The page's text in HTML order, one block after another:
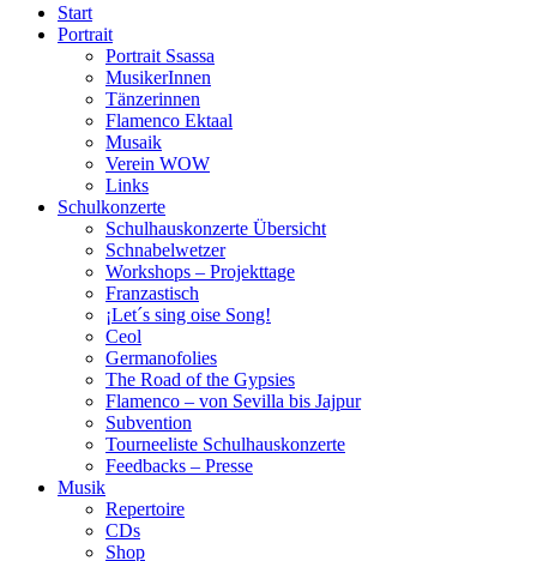
Start
Portrait
Portrait Ssassa
MusikerInnen
Tänzerinnen
Flamenco Ektaal
Musaik
Verein WOW
Links
Schulkonzerte
Schulhauskonzerte Übersicht
Schnabelwetzer
Workshops – Projekttage
Franzastisch
¡Let´s sing oise Song!
Ceol
Germanofolies
The Road of the Gypsies
Flamenco – von Sevilla bis Jajpur
Subvention
Tourneeliste Schulhauskonzerte
Feedbacks – Presse
Musik
Repertoire
CDs
Shop